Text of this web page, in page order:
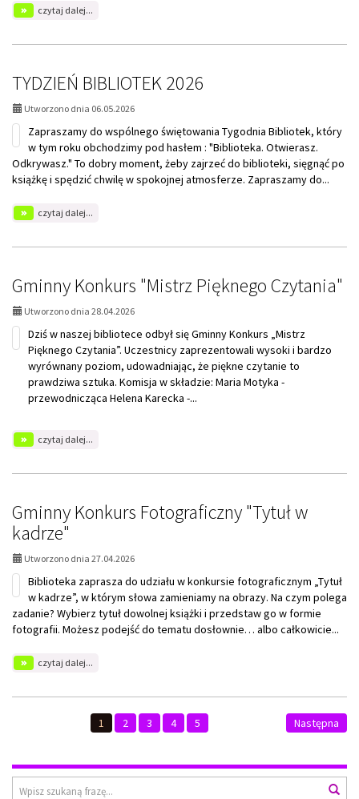
czytaj dalej...
autorskie
Joanną
Jagiełło
TYDZIEŃ BIBLIOTEK 2026
Utworzono dnia 06.05.2026
Zapraszamy do wspólnego świętowania Tygodnia Bibliotek, który
w tym roku obchodzimy pod hasłem : "Biblioteka. Otwierasz.
Odkrywasz." To dobry moment, żeby zajrzeć do biblioteki, sięgnąć po
książkę i spędzić chwilę w spokojnej atmosferze. Zapraszamy do...
czytaj dalej...
BIBLIOTEK
Gminny Konkurs "Mistrz Pięknego Czytania"
Utworzono dnia 28.04.2026
Dziś w naszej bibliotece odbył się Gminny Konkurs „Mistrz
Pięknego Czytania”. Uczestnicy zaprezentowali wysoki i bardzo
wyrównany poziom, udowadniając, że piękne czytanie to
prawdziwa sztuka. Komisja w składzie: Maria Motyka -
przewodnicząca Helena Karecka -...
czytaj dalej...
Konkurs
Pięknego
Czytania"
Gminny Konkurs Fotograficzny "Tytuł w
kadrze"
Utworzono dnia 27.04.2026
Biblioteka zaprasza do udziału w konkursie fotograficznym „Tytuł
w kadrze”, w którym słowa zamieniamy na obrazy. Na czym polega
zadanie? Wybierz tytuł dowolnej książki i przedstaw go w formie
fotografii. Możesz podejść do tematu dosłownie… albo całkowicie...
czytaj dalej...
Konkurs
Fotograficzny
"Tytuł
1 2 3 4 5 Następna
Wyszukiwarka